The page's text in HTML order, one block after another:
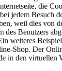
die
jedem Besuch
weil dies von
des Benutzers
weiteres
Shop. Der
in den virtuellen